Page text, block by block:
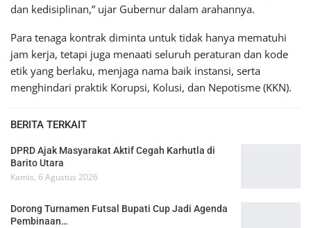
dan kedisiplinan,” ujar Gubernur dalam arahannya.
Para tenaga kontrak diminta untuk tidak hanya mematuhi
jam kerja, tetapi juga menaati seluruh peraturan dan kode
etik yang berlaku, menjaga nama baik instansi, serta
menghindari praktik Korupsi, Kolusi, dan Nepotisme (KKN).
BERITA TERKAIT
DPRD Ajak Masyarakat Aktif Cegah Karhutla di
Barito Utara
Kamis, 6 Agustus 2026
Dorong Turnamen Futsal Bupati Cup Jadi Agenda
Pembinaan…